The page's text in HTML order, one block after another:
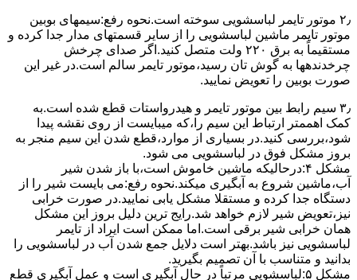
۲٫ ﻣﻮﺗﻮر ﺗﺎﯾﻤﺮ لباسشویی ﺳﻮﺧﺘﻪ اﺳﺖ.نحوه رﻓﻊ:سیمهای ﺑﻮﺑﯿﻦ
ﻣﻮﺗﻮر ﺗﺎﯾﻤﺮ ماشین لباسشویی را از ﺳﺎﯾﺮ قسمتهای ﻣﺪار ﺟﺪا کرده و
مستقیماً ﺑﻪ برق ۲۲۰ وﻟﺖ ﻣﺘﺼﻞ کنید.اﮔﺮ ﺻﺪای ﭼﺮﺧﺶ
چرخدندهها به گوش تان رﺳﯿﺪ،ﻣﻮﺗﻮر ﺗﺎﯾﻤﺮ ﺳﺎﻟﻢ اﺳﺖ.در ﻏﯿﺮ اﯾﻦ
ﺻﻮرت ﺑﻮﺑﯿﻦ را ﺗﻌﻮﯾﺾ ﻧﻤﺎﯾﯿﺪ.
۳٫ ﺳﯿﻢ راﺑﻂ ﺑﯿﻦ ﻣﻮﺗﻮر ﺗﺎﯾﻤﺮ و ﻫﯿﺪرواﺳﺘﺎت ﻗﻄﻊ ﺷﺪه اﺳﺖ.به
کمک اهممتر ارﺗﺒﺎط اﯾﻦ ﺳﯿﻢ را،ﮐﻪ میبایست از روی ﻧﻘﺸﻪ ﭘﯿﺪا
ﺷﻮد،بررسی ﮐﻨﯿﺪ.در ﺑﺴﯿﺎری از موارد،ﻗﻄﻊ ﺷﺪن اﯾﻦ ﺳﯿﻢ ﻣﻨﺠﺮ ﺑﻪ
ﺑﺮوز مشکل ﻓﻮق در لباسشویی می شود.
مشکل ۴:درحالیکه ﻣﺎﺷﯿﻦ ﺧﺎﻣﻮش اﺳﺖ،ﺑﺎ ﺑﺎز ﺷﺪن ﺷﯿﺮ
آب،ﻣﺎﺷﯿﻦ ﺷﺮوع ﺑﻪ آﺑﮕﯿﺮی میکند.نحوه رﻓﻊ:می بایست ﺷﯿﺮ را از
دستگاه جدا کرده و مستقلا مشکل یابی نمایید.در صورت خرابی
نیز،تعویض شیر لازم خواهد شد.رایج ترین دلیل بروز این مشکل
همان خرابی شیر برقی است.اما ممکن است ایراد از تایمر
لباسشویی نیز باشد.بهتر است دلایل جمع شدن آب در لباسشویی را
بدانید و متناسب با آن تصمیم بگیرید.
مشکل ۵:لباسشویی مرتباً در ﺣﺎل آﺑﮕﯿﺮی اﺳﺖ و ﻋﻤﻞ آﺑﮕﯿﺮی ﻗﻄﻊ